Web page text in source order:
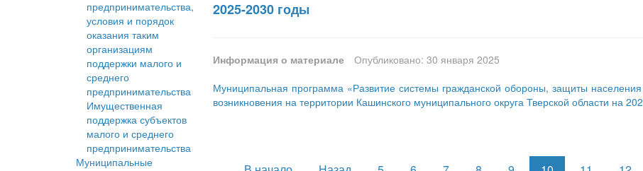
предпринимательства,
условия и порядок
оказания таким
организациям
поддержки малого и
среднего
предпринимательства
Имущественная
поддержка субъектов
малого и среднего
предпринимательства
Муниципальные
2025-2030 годы
Информация о материале
Опубликовано: 30 января 2025
Муниципальная программа «Развитие системы гражданской обороны, защиты
возникновения на территории Кашинского муниципального округа Тверской области на